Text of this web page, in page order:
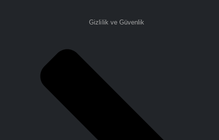
Gizlilik ve Güvenlik